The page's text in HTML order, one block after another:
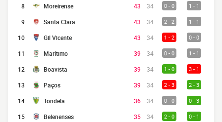
8 Moreirense 43 34 0 - 0 1 - 1
9 Santa Clara 43 34 2 - 2 1 - 1
10 Gil Vicente 43 34 1 - 2 0 - 0
11 Marítimo 39 34 0 - 0 1 - 1
12 Boavista 39 34 1 - 0 3 - 1
13 Paços 39 34 2 - 3 2 - 3
14 Tondela 36 34 0 - 0 0 - 3
15 Belenenses 35 34 2 - 0 0 - 1